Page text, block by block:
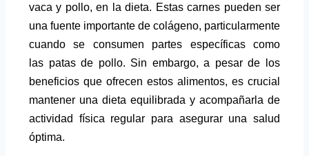
vaca y pollo, en la dieta. Estas carnes pueden ser
una fuente importante de colágeno, particularmente
cuando se consumen partes específicas como
las patas de pollo. Sin embargo, a pesar de los
beneficios que ofrecen estos alimentos, es crucial
mantener una dieta equilibrada y acompañarla de
actividad física regular para asegurar una salud
óptima.